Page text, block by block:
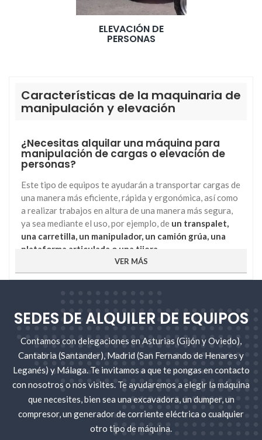
ELEVACIÓN DE
PERSONAS
Características de la maquinaria de
manipulación y elevación
¿Necesitas alquilar una máquina para
manipulación de cargas o elevación de
personas?
Este tipo de equipos te ayudarán a transportar cargas de
una manera más eficiente, rápida y ergonómica, así como
a realizar trabajos en altura de una manera más segura,
ya sea mediante el uso, por ejemplo, de un transpalet,
una carretilla, un manipulador, un camión grúa, una
plataforma articulada o una tijera
En Gomez Oviedo contamos con unaamplia flota de
equipos de manipulación de cargas, transporte y
fabricantes nacionales e internacionales, como por
una máquina de este tipo en cualquiera de nuestras
sedes: en Asturias, donde disponemos de oficinas en
Gijón y Oviedo; enCantabria, a través de nuestra oficina
de Santander; en el sur de Madrid y Toledo desde nuestra
sede ubicada en Leganés; en Madrid, oficina de San
Fernando de Henares y en nuestra nueva sede de
VER MÁS
SEDES DE ALQUILER DE EQUIPOS
Contamos con delegaciones en Asturias (Gijón y Oviedo),
Cantabria (Santander), Madrid (San Fernando de Henares y
Leganés) y Málaga. Te invitamos a que te pongas en contacto
con nosotros o nos visites. Te ayudaremos a elegir la máquina
que necesites, bien sea una excavadora, un dumper, un
compresor, un generador de corriente eléctrica o cualquier
otro tipo de máquina.